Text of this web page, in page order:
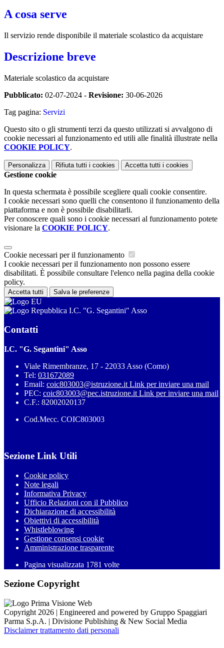
A cosa serve
Il servizio rende disponibile il materiale scolastico da acquistare
Descrizione breve
Materiale scolastico da acquistare
Pubblicato: 02-07-2024 - Revisione: 30-06-2026
Tag pagina: Servizi
Questo sito o gli strumenti terzi da questo utilizzati si avvalgono di
cookie necessari al funzionamento ed utili alle finalità illustrate nella
COOKIE POLICY.
Personalizza Rifiuta tutti i cookies Accetta tutti i cookies
Gestione cookie
In questa schermata è possibile scegliere quali cookie consentire.
I cookie necessari sono quelli che consentono il funzionamento della
piattaforma e non è possibile disabilitarli.
Per conoscere quali sono i cookie necessari al funzionamento potete
visionare la COOKIE POLICY.
Cookie necessari per il funzionamento
I cookie necessari per il funzionamento non possono essere
disabilitati. È possibile consultare l'elenco nella pagina della cookie
policy.
Accetta tutti Salva le preferenze
I.C. "G. Segantini" Asso
Contatti
I.C. "G. Segantini" Asso
Viale Rimembranze, 17 - 22033 Asso (Como)
Tel: 031672089
Email: coic803003@istruzione.it Link per inviare una mail
PEC: coic803003@pec.istruzione.it Link per inviare una mail
C.F.: 82002020137
Cod.Mecc. COIC803003
Sezione Link Utili
Cookie policy
Note legali
Informativa Privacy
Ufficio Relazioni con il Pubblico
Dichiarazione di accessibilità
Obiettivi di accessibilità
Whistleblowing
Gestione consensi cookie
Amministrazione trasparente
Pagina visualizzata 1781 volte
Sezione Copyright
Copyright 2026 | Engineered and powered by Gruppo Spaggiari
Parma S.p.A. | Divisione Publishing & New Social Media
Disclaimer trattamento dati personali